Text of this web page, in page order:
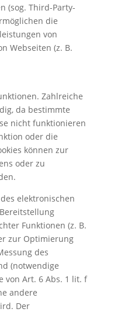
(sog. Third-Party-
die
von
Webseiten (z. B.
Zahlreiche
da bestimmte
nicht funktionieren
oder die
können zur
oder zu
elektronischen
Funktionen (z. B.
zur Optimierung
des
(notwendige
von Art. 6 Abs. 1 lit. f
andere
Der